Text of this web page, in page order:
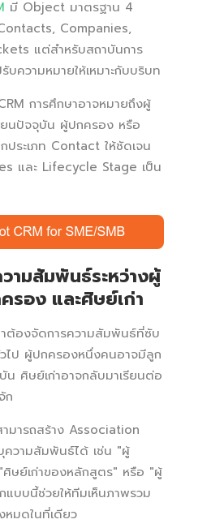
มี Object มาตรฐาน 4
Companies,
แต่สำหรับสถาบันการ
บความหมายให้เหมาะกับบริบท
การศึกษาอาจหมายถึงผู้
ยนปัจจุบัน ผู้ปกครอง หรือ
ประเภท Contact ให้ชัดเจน
และ Lifecycle Stage เป็น
ามสัมพันธ์ระหว่างผู้
รอง และศิษย์เก่า
ต้องจัดการความสัมพันธ์ที่ซับ
ไป ผู้ปกครองหนึ่งคนอาจมีลูก
น ศิษย์เก่าอาจกลับมาเรียนต่อ
ก
มารถสร้าง Association
ความสัมพันธ์ได้ เช่น "ผู้
ษย์เก่าของหลักสูตร" หรือ "ผู้
แบบนี้ช่วยให้ทีมเห็นภาพรวม
มดในที่เดียว